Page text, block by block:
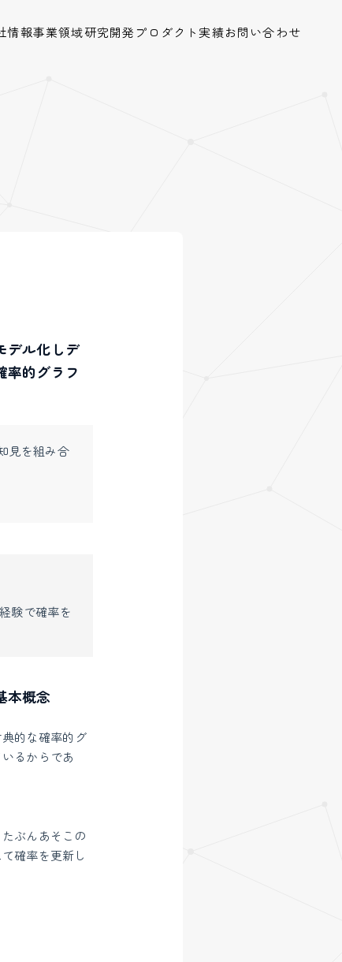
情報事業領域研究開発 プロダクト 実績お問い合わせ
デル化しデ
率的グラフ
見を組み合
験で確率を
本概念
的な確率的グ
るからであ
ぶんあそこの
確率を更新し